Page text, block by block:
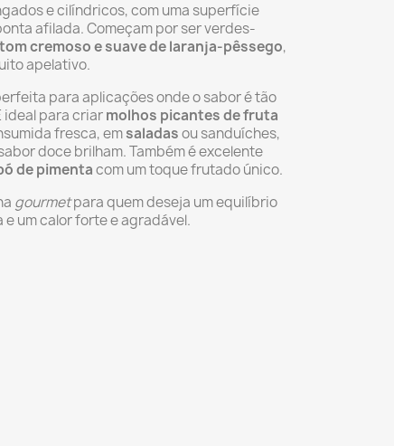
e cilíndricos, com uma superfície
afilada. Começam por ser verdes-
tom cremoso e suave de laranja-pêssego,
apelativo.
para aplicações onde o sabor é tão
ideal para criarmolhos picantes de fruta
fresca, emsaladasou sanduíches,
doce brilham. Também é excelente
de pimentacom um toque frutado único.
gourmetpara quem deseja um equilíbrio
um calor forte e agradável.